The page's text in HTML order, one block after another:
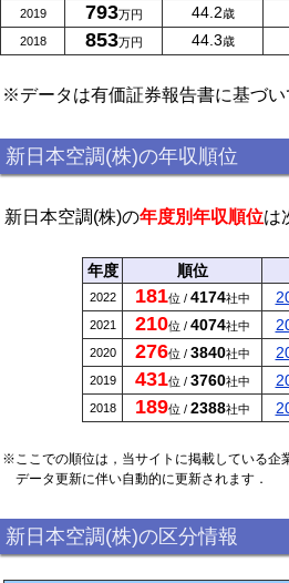
2019 793万円 44.2歳
2018 853万円 44.3歳
※データは有価証券報告書に基づい
新日本空調(株)の年収順位
新日本空調(株)の年度別年収順位は
年度 順位
2022 181位 / 4174社中
2021 210位 / 4074社中
2020 276位 / 3840社中
2019 431位 / 3760社中
2018 189位 / 2388社中
※ここでの順位は，当サイトに掲載している企
データ更新に伴い自動的に更新されます．
新日本空調(株)の区分情報